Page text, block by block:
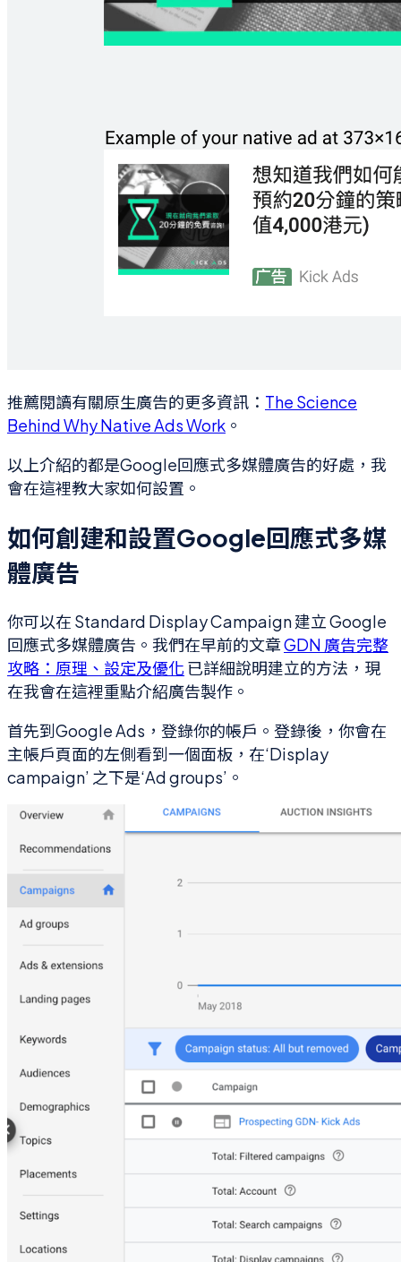
推薦閱讀有關原生廣告的更多資訊： The Science
Behind Why Native Ads Work 。
以上介紹的都是Google回應式多媒體廣告的好處，我
會在這裡教大家如何設置。
如何創建和設置Google回應式多媒
體廣告
你可以在 Standard Display Campaign 建立 Google
回應式多媒體廣告。我們在早前的文章GDN 廣告完整
攻略：原理、設定及優化 已詳細說明建立的方法，現
在我會在這裡重點介紹廣告製作。
首先到Google Ads，登錄你的帳戶。登錄後，你會在
主帳戶頁面的左側看到一個面板，在‘Display
campaign’ 之下是‘Ad groups’。